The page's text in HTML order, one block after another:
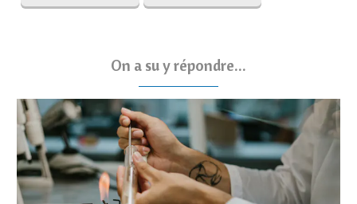
On a su y répondre...